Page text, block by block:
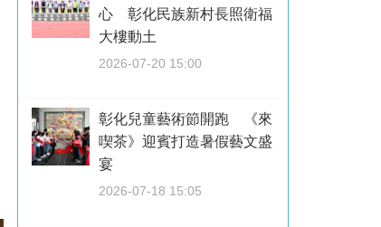
心 彰化民族新村長照衛福
大樓動土
2026-07-20 15:00
彰化兒童藝術節開跑 《來
喫茶》迎賓打造暑假藝文盛
宴
2026-07-18 15:05